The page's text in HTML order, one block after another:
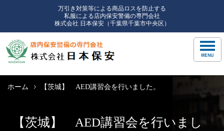
万引き対策等による商品ロスを防止する
私服による店内保安警備の専門会社
株式会社 日本保安（千葉県千葉市中央区）
ホーム 【茨城】 AED講習会を行いました。
【茨城】 AED講習会を行いまし